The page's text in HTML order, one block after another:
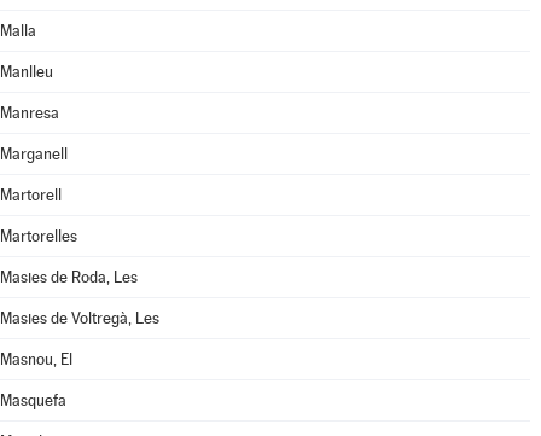
Malla
Manlleu
Manresa
Marganell
Martorell
Martorelles
Masies de Roda, Les
Masies de Voltregà, Les
Masnou, El
Masquefa